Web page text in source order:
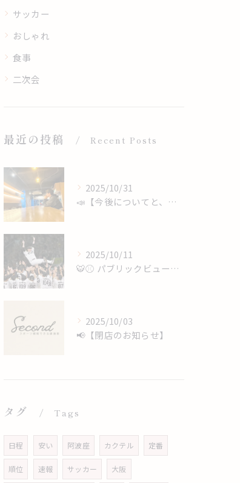
サッカー
おしゃれ
食事
二次会
最近の投稿 Recent Posts
2025/10/31
📣【今後についてと、心からのありがとうを】
2025/10/11
🐯⚾️ パブリックビューイング開催 ⚾️🐯
2025/10/03
📢【閉店のお知らせ】
タグ Tags
日程 安い 阿波座 カクテル 定番
順位 速報 サッカー 大阪